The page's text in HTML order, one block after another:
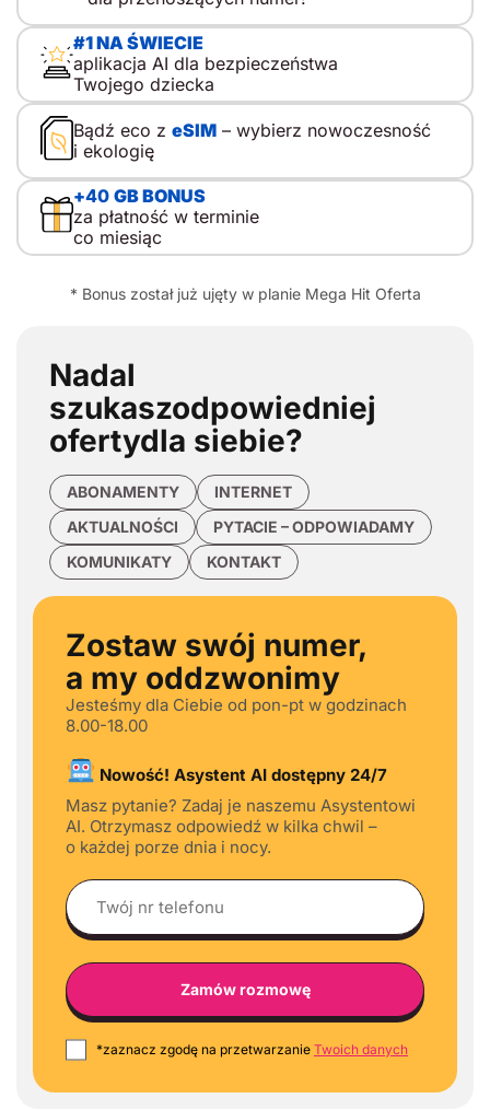
dla dziecka nie musi oznaczać od razu […]
#1 NA ŚWIECIE
aplikacja AI dla bezpieczeństwa
Twojego dziecka
Bądź eco z eSIM– wybierz nowoczesność
i ekologię
+40 GB BONUS
za płatność w terminie
co miesiąc
* Bonus został już ujęty w planie Mega Hit Oferta
Nadal
szukaszodpowiedniej
ofertydla siebie?
ABONAMENTY
INTERNET
AKTUALNOŚCI
PYTACIE – ODPOWIADAMY
KOMUNIKATY
KONTAKT
Zostaw swój numer,
a my oddzwonimy
Jesteśmy dla Ciebie od pon-pt w godzinach
8.00-18.00
Nowość! Asystent AI dostępny 24/7
Masz pytanie? Zadaj je naszemu Asystentowi
AI. Otrzymasz odpowiedź w kilka chwil –
o każdej porze dnia i nocy.
*zaznacz zgodę na przetwarzanie Twoich danych